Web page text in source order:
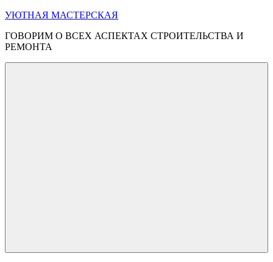
Перейти
содержимому
УЮТНАЯ МАСТЕРСКАЯ
ГОВОРИМ О ВСЕХ АСПЕКТАХ СТРОИТЕЛЬСТВА И
РЕМОНТА